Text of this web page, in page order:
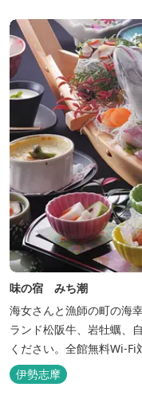
味の宿 みち潮
海女さんと漁師の町の海
ランド松阪牛、岩牡蠣、
ください。全館無料Wi-
風呂も人気♪相差町内には
り！伊勢神宮・おかげ横
伊勢志摩